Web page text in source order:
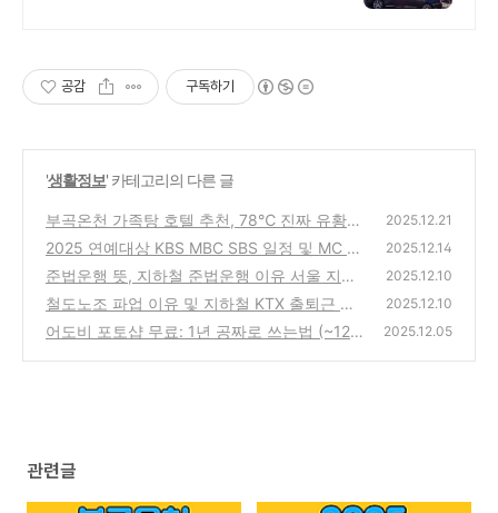
공감 구독하기
'생활정보' 카테고리의 다른 글
부곡온천 가족탕 호텔 추천, 78℃ 진짜 유황
온천 즐기기 (대중탕, 숙소 총정리)
(0)
2025.12.21
2025 연예대상 KBS MBC SBS 일정 및 MC 후
보 라인업 총정리
(0)
2025.12.14
준법운행 뜻, 지하철 준법운행 이유 서울 지하
철 운행현황 상황 확인
(0)
2025.12.10
철도노조 파업 이유 및 지하철 KTX 출퇴근 대
혼란 대비 총정리
(0)
2025.12.10
어도비 포토샵 무료: 1년 공짜로 쓰는법 (~12/
2025.12.05
관련글